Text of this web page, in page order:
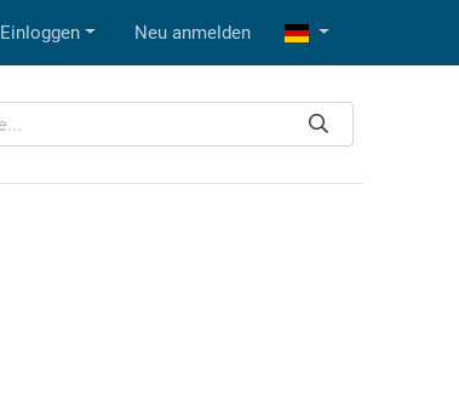
Einloggen Neu anmelden